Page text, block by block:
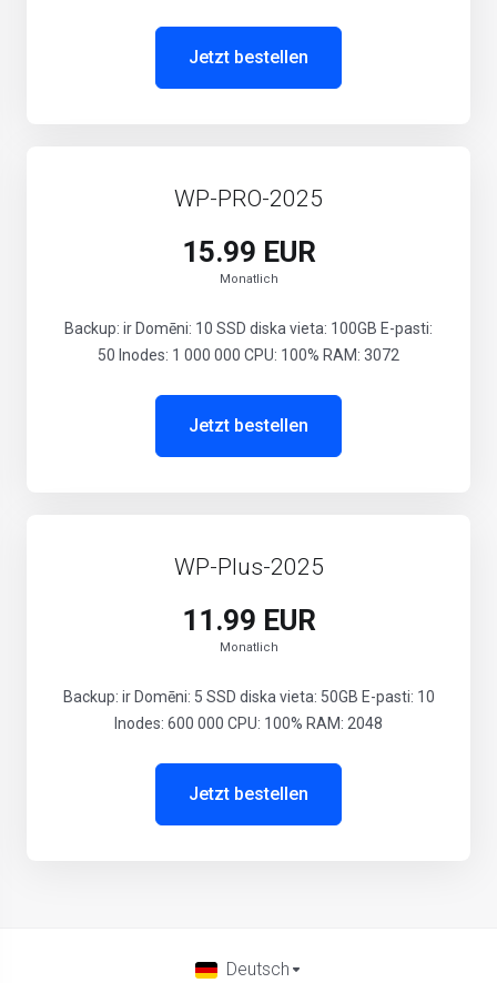
Jetzt bestellen
WP-PRO-2025
15.99 EUR
Monatlich
Backup: ir Domēni: 10 SSD diska vieta: 100GB E-pasti:
50 Inodes: 1 000 000 CPU: 100% RAM: 3072
Jetzt bestellen
WP-Plus-2025
11.99 EUR
Monatlich
Backup: ir Domēni: 5 SSD diska vieta: 50GB E-pasti: 10
Inodes: 600 000 CPU: 100% RAM: 2048
Jetzt bestellen
Deutsch